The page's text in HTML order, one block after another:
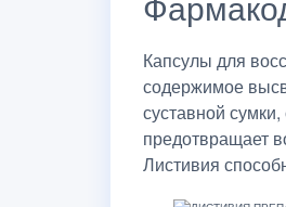
Капсулы для
содержимое
суставной
предотвращает
Листивия